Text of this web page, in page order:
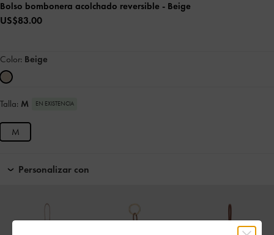
Bolso bombonera acolchado reversible - Beige
US$83.00
Color: Beige
Talla: M EN EXISTENCIA
M
Personalizar con